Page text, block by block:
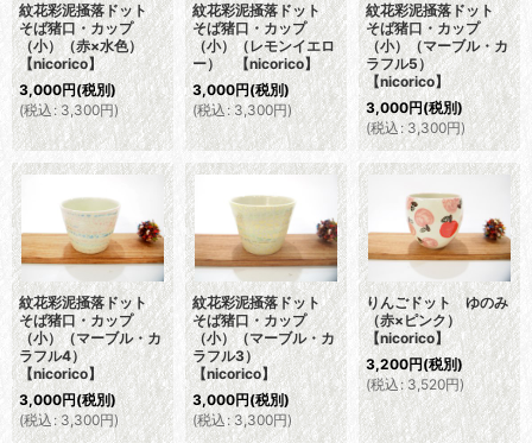
紋花彩泥掻落ドット
そば猪口・カップ
（小）（赤×水色）
【nicorico】
3,000円(税別)
(税込 : 3,300円)
紋花彩泥掻落ドット
そば猪口・カップ
（小）（レモンイエロ
ー） 【nicorico】
3,000円(税別)
(税込: 3,300円)
紋花彩泥掻落ドット
そば猪口・カップ
（小）（マーブル・カ
ラフル5）
【nicorico】
3,000円(税別)
(税込: 3,300円)
紋花彩泥掻落ドット
そば猪口・カップ
（小）（マーブル・カ
ラフル4）
【nicorico】
3,000円(税別)
(税込 : 3,300円)
紋花彩泥掻落ドット
そば猪口・カップ
（小）（マーブル・カ
ラフル3）
【nicorico】
3,000円(税別)
(税込 : 3,300円)
りんごドット ゆのみ
（赤×ピンク）
【nicorico】
3,200円(税別)
(税込: 3,520円)